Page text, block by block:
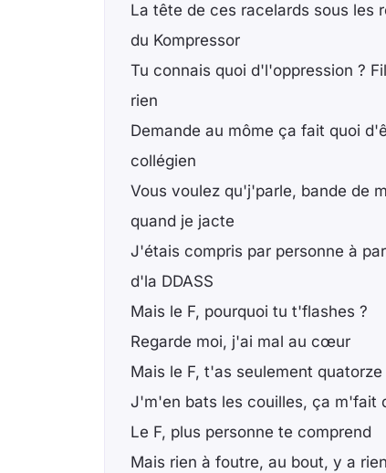
La tête de ces racelards sous les
du Kompressor
Tu connais quoi d'l'oppression ?
rien
Demande au môme ça fait quoi
collégien
Vous voulez qu'j'parle, bande de
quand je jacte
J'étais compris par personne à
d'la DDASS
Mais le F, pourquoi tu t'flashes ?
Regarde moi, j'ai mal au cœur
Mais le F, t'as seulement quatorze
J'm'en bats les couilles, ça m'fait
Le F, plus personne te comprend
Mais rien à foutre, au bout, y a rien